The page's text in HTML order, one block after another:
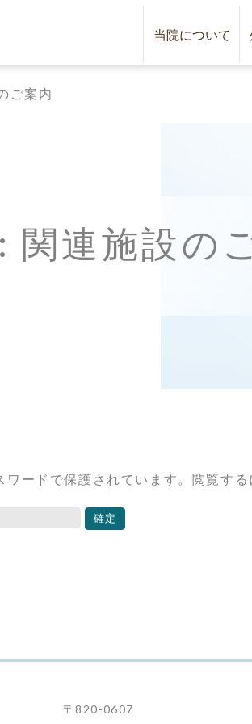
当院について
ご案内
関連施設の
ワードで保護されています。閲覧す
〒820-0607